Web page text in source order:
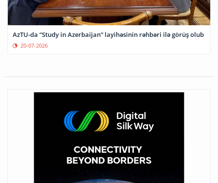
AzTU-da “Study in Azerbaijan” layihəsinin rəhbəri ilə görüş olub
20-07-2026